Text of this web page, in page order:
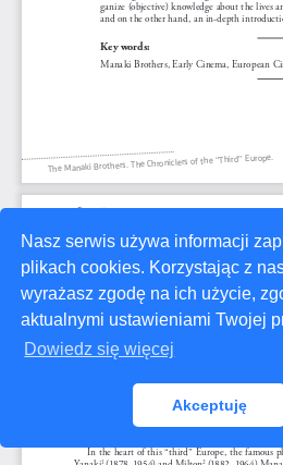
Nasz serwis używa informacji
plikach cookies. Korzystając z
wyrażasz zgodę na ich użycie,
aktualnymi ustawieniami Twojej
Dowiedz się więcej
Akceptuję